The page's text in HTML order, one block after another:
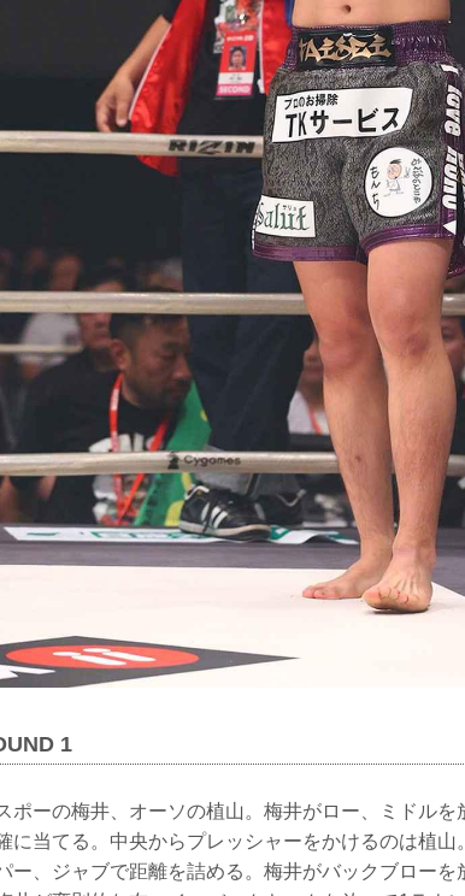
1
ポーの梅井、オーソの植山。梅井がロー、ミドル
に当てる。中央からプレッシャーをかけるのは植
ー、ジャブで距離を詰める。梅井がバックブロー